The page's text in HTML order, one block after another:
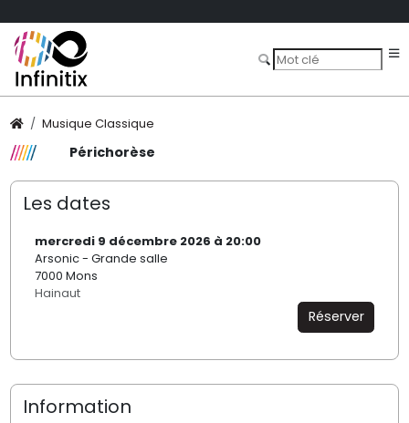
Musique Classique
Périchorèse
Les dates
mercredi 9 décembre 2026 à 20:00
Arsonic - Grande salle
7000 Mons
Hainaut
Réserver
Information